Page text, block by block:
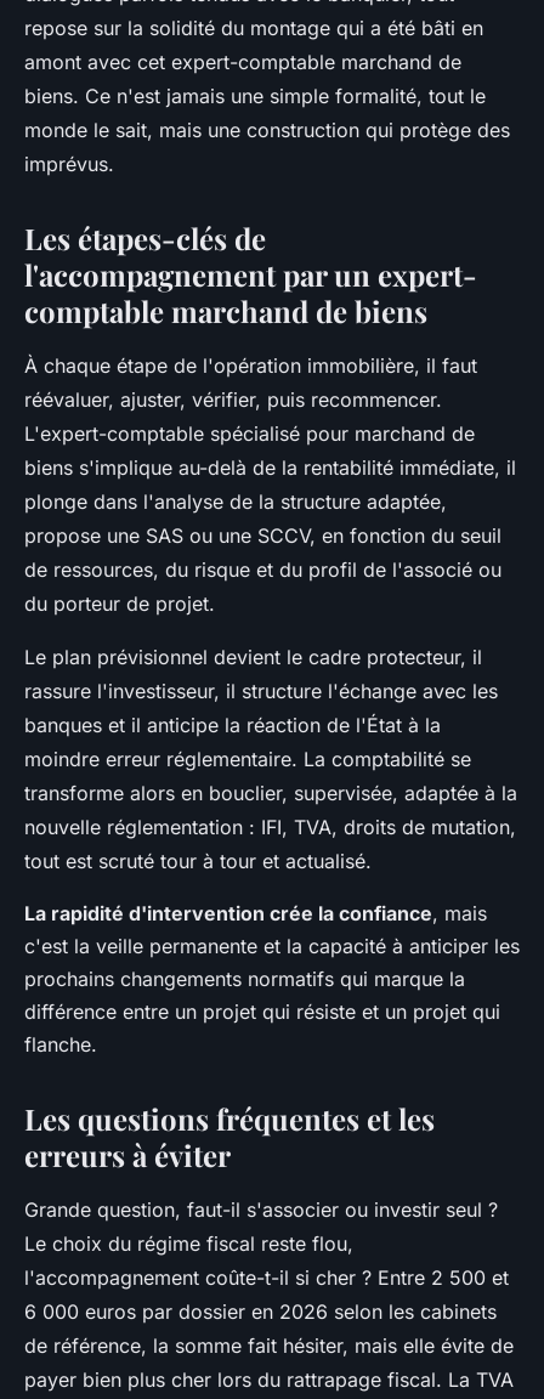
repose sur la solidité du montage qui a été bâti en
amont avec cet expert-comptable marchand de
biens. Ce n'est jamais une simple formalité, tout le
monde le sait, mais une construction qui protège des
imprévus.
Les étapes-clés de
l'accompagnement par un expert-
comptable marchand de biens
À chaque étape de l'opération immobilière, il faut
réévaluer, ajuster, vérifier, puis recommencer.
L'expert-comptable spécialisé pour marchand de
biens s'implique au-delà de la rentabilité immédiate, il
plonge dans l'analyse de la structure adaptée,
propose une SAS ou une SCCV, en fonction du seuil
de ressources, du risque et du profil de l'associé ou
du porteur de projet.
Le plan prévisionnel devient le cadre protecteur, il
rassure l'investisseur, il structure l'échange avec les
banques et il anticipe la réaction de l'État à la
moindre erreur réglementaire. La comptabilité se
transforme alors en bouclier, supervisée, adaptée à la
nouvelle réglementation : IFI, TVA, droits de mutation,
tout est scruté tour à tour et actualisé.
La rapidité d'intervention crée la confiance, mais
c'est la veille permanente et la capacité à anticiper les
prochains changements normatifs qui marque la
différence entre un projet qui résiste et un projet qui
flanche.
Les questions fréquentes et les
erreurs à éviter
Grande question, faut-il s'associer ou investir seul ?
Le choix du régime fiscal reste flou,
l'accompagnement coûte-t-il si cher ? Entre 2 500 et
6 000 euros par dossier en 2026 selon les cabinets
de référence, la somme fait hésiter, mais elle évite de
payer bien plus cher lors du rattrapage fiscal. La TVA